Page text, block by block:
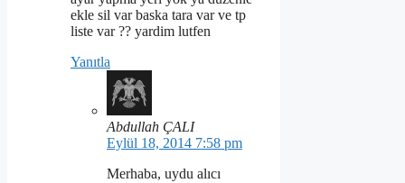
ekle sil var baska tara var ve tp
liste var ?? yardim lutfen
Yanıtla
Abdullah ÇALI
Eylül 18, 2014 7:58 pm
Merhaba, uydu alıcı